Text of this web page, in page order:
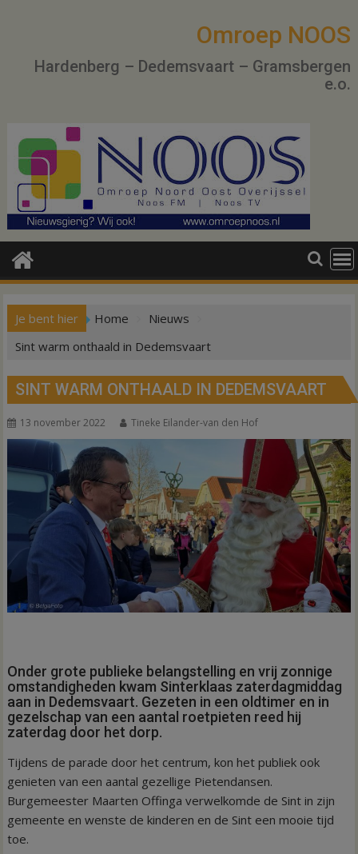
Omroep NOOS
Hardenberg – Dedemsvaart – Gramsbergen
e.o.
Je bent hier Home
Nieuws
Sint warm onthaald in Dedemsvaart
SINT WARM ONTHAALD IN DEDEMSVAART
13 november 2022 Tineke Eilander-van den Hof
Onder grote publieke belangstelling en vrij zonnige
omstandigheden kwam Sinterklaas zaterdagmiddag
aan in Dedemsvaart. Gezeten in een oldtimer en in
gezelschap van een aantal roetpieten reed hij
zaterdag door het dorp.
Tijdens de parade door het centrum, kon het publiek ook
genieten van een aantal gezellige Pietendansen.
Burgemeester Maarten Offinga verwelkomde de Sint in zijn
gemeente en wenste de kinderen en de Sint een mooie tijd
toe.